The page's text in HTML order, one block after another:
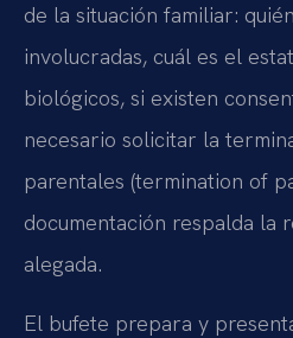
de la situación familiar:
involucradas, cuál es el
biológicos, si existen
necesario solicitar la
parentales (termination of
documentación respalda la
alegada.
El bufete prepara y